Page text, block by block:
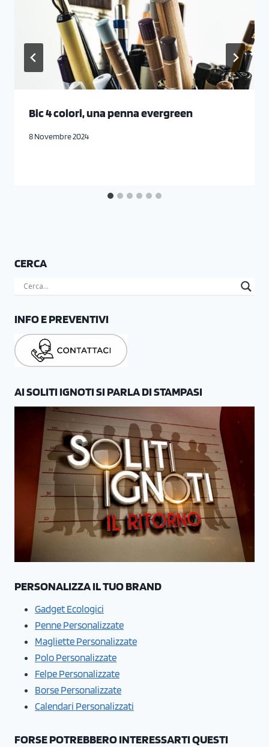
Bic 4 colori, una penna evergreen
8 Novembre 2024
CERCA
INFO E PREVENTIVI
AI SOLITI IGNOTI SI PARLA DI STAMPASI
PERSONALIZZA IL TUO BRAND
Gadget Ecologici
Penne Personalizzate
Magliette Personalizzate
Polo Personalizzate
Felpe Personalizzate
Borse Personalizzate
Calendari Personalizzati
FORSE POTREBBERO INTERESSARTI QUESTI